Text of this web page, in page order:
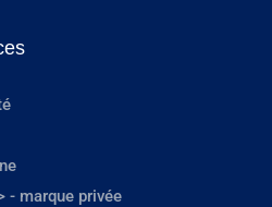
- marque privée